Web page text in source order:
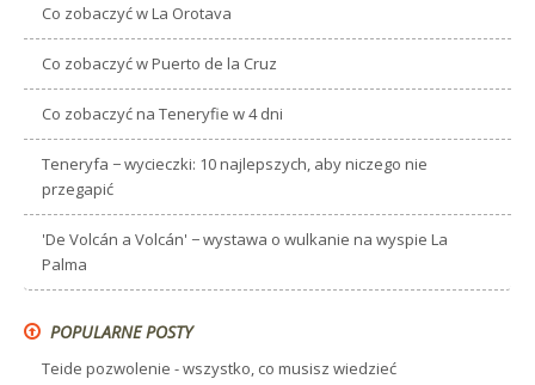
Co zobaczyć w La Orotava
Co zobaczyć w Puerto de la Cruz
Co zobaczyć na Teneryfie w 4 dni
Teneryfa − wycieczki: 10 najlepszych, aby niczego nie
przegapić
'De Volcán a Volcán' − wystawa o wulkanie na wyspie La
Palma
POPULARNE POSTY
Teide pozwolenie - wszystko, co musisz wiedzieć